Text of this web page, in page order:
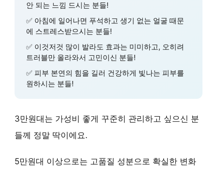
안 되는 느낌 드시는 분들!
✅ 아침에 일어나면 푸석하고 생기 없는 얼굴 때문
에 스트레스받으시는 분들!
✅ 이것저것 많이 발라도 효과는 미미하고, 오히려
트러블만 올라와서 고민이신 분들!
✅ 피부 본연의 힘을 길러 건강하게 빛나는 피부를
원하시는 분들!
3만원대는 가성비 좋게 꾸준히 관리하고 싶으신 분
들께 정말 딱이에요.
5만원대 이상으로는 고품질 성분으로 확실한 변화